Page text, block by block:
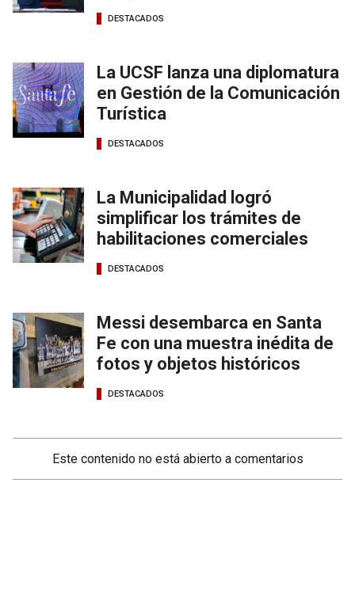
DESTACADOS
La UCSF lanza una diplomatura
en Gestión de la Comunicación
Turística
DESTACADOS
La Municipalidad logró
simplificar los trámites de
habilitaciones comerciales
DESTACADOS
Messi desembarca en Santa
Fe con una muestra inédita de
fotos y objetos históricos
DESTACADOS
Este contenido no está abierto a comentarios